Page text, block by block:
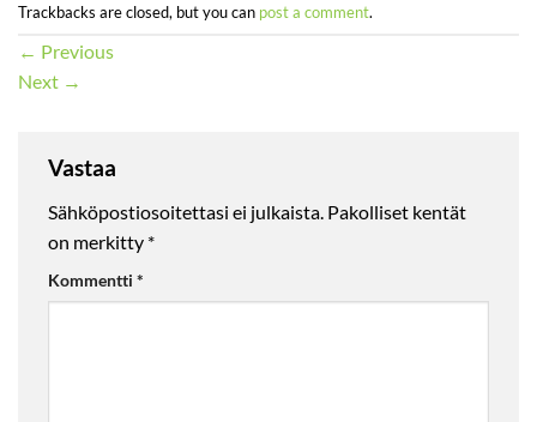
Trackbacks are closed, but you can post a comment.
← Previous
Next →
Vastaa
Sähköpostiosoitettasi ei julkaista. Pakolliset kentät
on merkitty *
Kommentti *